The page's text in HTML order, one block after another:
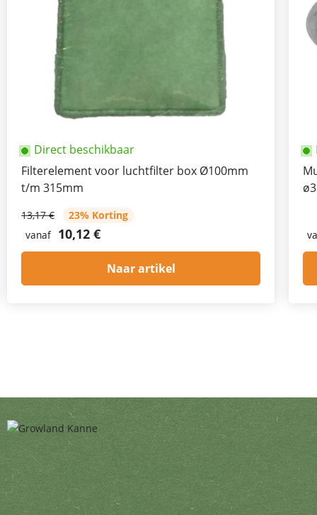
Direct beschikbaar
Filterelement voor luchtfilter box Ø100mm
t/m 315mm
13,17 €
23% Korting
vanaf
10,12 €
Naar artikel